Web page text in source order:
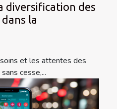
diversification des
la
et les attentes des
cesse,...